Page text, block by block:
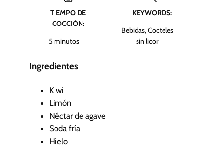
t
s
TIEMPO DE
COCCIÓN:
5 m
n
o
s
minutos
KEYWORDS:
Bebidas, Cocteles
sin licor
Ingredientes
Kiwi
Limón
Néctar de agave
Soda fría
Hielo